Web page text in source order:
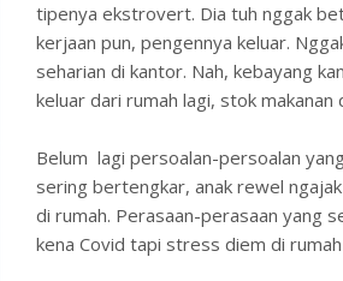
tipenya ekstrovert. Dia tuh nggak
kerjaan pun, pengennya keluar.
seharian di kantor. Nah, kebayang
keluar dari rumah lagi, stok
Belum lagi persoalan-persoalan
sering bertengkar, anak rewel
di rumah. Perasaan-perasaan yang
kena Covid tapi stress diem di